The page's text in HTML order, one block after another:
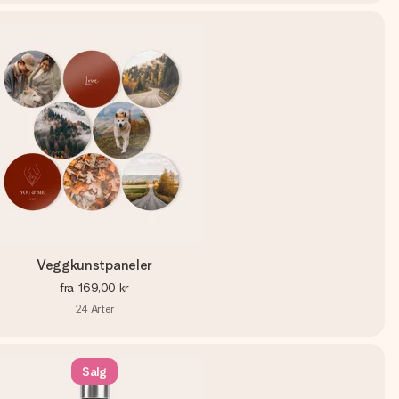
Veggkunstpaneler
fra 169,00 kr
24 Arter
Salg